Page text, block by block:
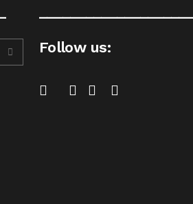
Follow us: